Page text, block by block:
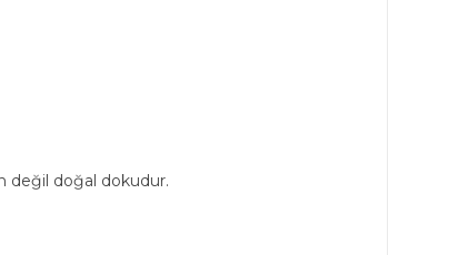
değil doğal dokudur.